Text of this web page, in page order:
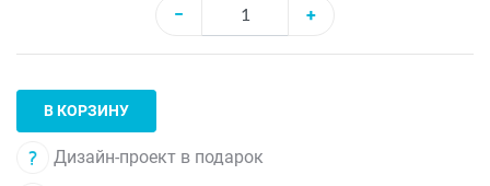
−
+
В КОРЗИНУ
Дизайн-проект в подарок